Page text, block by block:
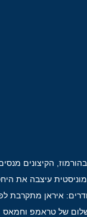
הקיצונים
עיצבה את
איראן מתקרבת
של טראמפ וחמאס